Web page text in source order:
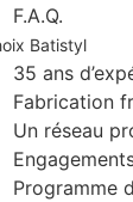
F.A.Q.
Batistyl
35 ans
Fabrication
Un réseau
Programme